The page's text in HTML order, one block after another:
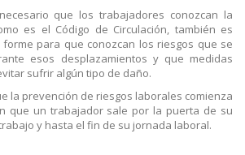
que los trabajadores conozcan la
es el Código de Circulación, también es
para que conozcan los riesgos que se
esos desplazamientos y que medidas
sufrir algún tipo de daño.
la prevención de riesgos laborales comienza
que un trabajador sale por la puerta de su
y hasta el fin de su jornada laboral.